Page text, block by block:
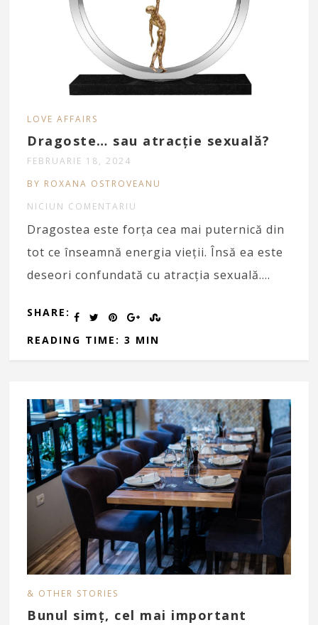
LOVE AFFAIRS
Dragoste… sau atracție sexuală?
FEBRUARIE 18, 2024
BY ROXANA OSTROVEANU
NICIUN COMENTARIU
Dragostea este forța cea mai puternică din
tot ce înseamnă energia vieții. Însă ea este
deseori confundată cu atracția sexuală….
SHARE:
READING TIME: 3 MIN
& OTHER STORIES
Bunul simț, cel mai important